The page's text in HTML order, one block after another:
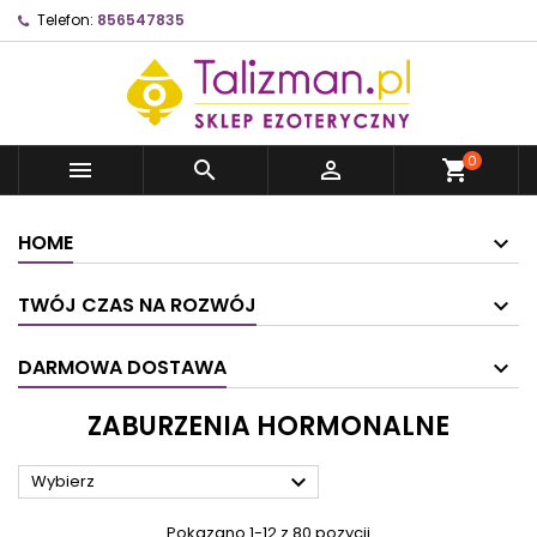
Telefon: 856547835
   shopping_cart0
HOME
TWÓJ CZAS NA ROZWÓJ
DARMOWA DOSTAWA
ZABURZENIA HORMONALNE
Wybierz 